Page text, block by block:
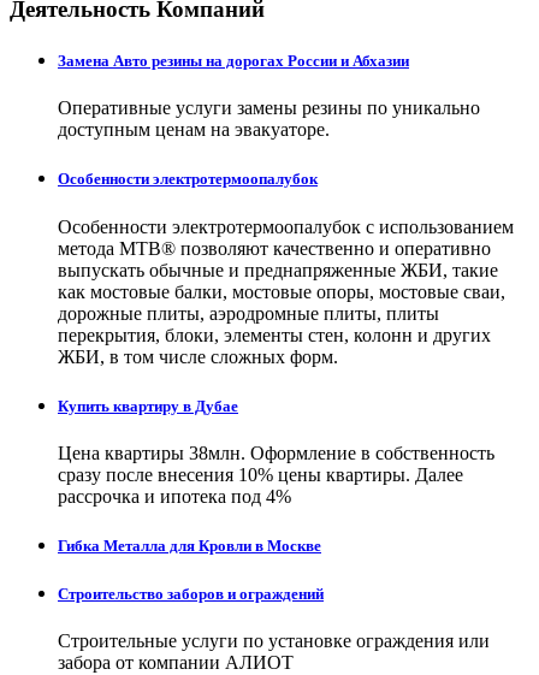
Деятельность Компаний
Замена Авто резины на дорогах России и Абхазии
Оперативные услуги замены резины по уникально
доступным ценам на эвакуаторе.
Особенности электротермоопалубок
Особенности электротермоопалубок с использованием
метода МТВ® позволяют качественно и оперативно
выпускать обычные и преднапряженные ЖБИ, такие
как мостовые балки, мостовые опоры, мостовые сваи,
дорожные плиты, аэродромные плиты, плиты
перекрытия, блоки, элементы стен, колонн и других
ЖБИ, в том числе сложных форм.
Купить квартиру в Дубае
Цена квартиры 38млн. Оформление в собственность
сразу после внесения 10% цены квартиры. Далее
рассрочка и ипотека под 4%
Гибка Металла для Кровли в Москве
Строительство заборов и ограждений
Строительные услуги по установке ограждения или
забора от компании АЛИОТ